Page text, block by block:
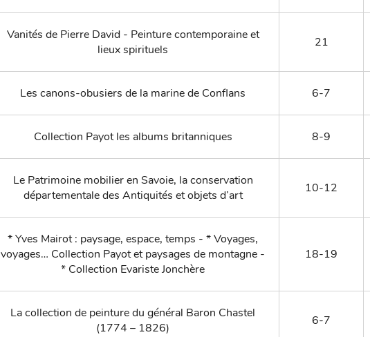
Vanités de Pierre David - Peinture contemporaine et
lieux spirituels
21
Les canons-obusiers de la marine de Conflans 6-7
Collection Payot les albums britanniques 8-9
Le Patrimoine mobilier en Savoie, la conservation
départementale des Antiquités et objets d’art
10-12
* Yves Mairot : paysage, espace, temps - * Voyages,
voyages… Collection Payot et paysages de montagne -
* Collection Evariste Jonchère
18-19
La collection de peinture du général Baron Chastel
(1774 – 1826)
6-7